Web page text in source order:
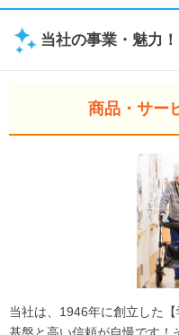
当社の事業・魅力！
商品・サー
当社は、1946年に創立した